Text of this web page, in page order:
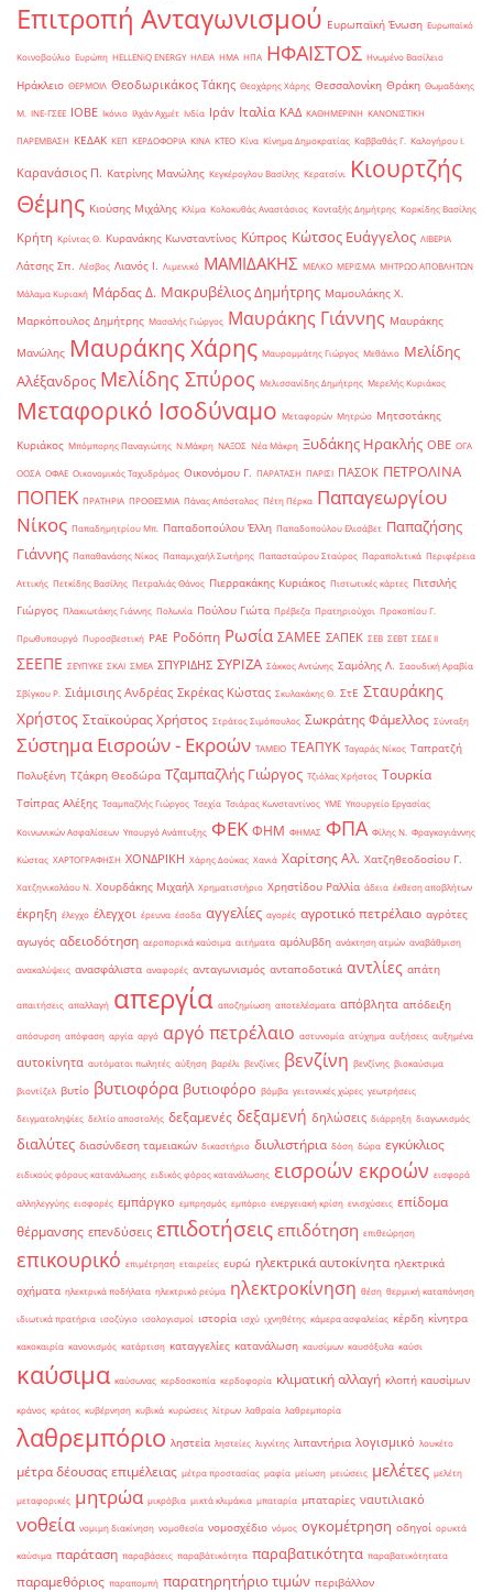
Επιτροπή Ανταγωνισμού Ευρωπαϊκή Ένωση Ευρωπαϊκό
Κοινοβούλιο Ευρώπη ΗELLENiQ ENERGY ΗΛΕΙΑ ΗΜΑ ΗΠΑ ΗΦΑΙΣΤΟΣ Ηνωμένο Βασίλειο
Ηράκλειο ΘΕΡΜΟΙΛ Θεοδωρικάκος Τάκης Θεοχάρης Χάρης Θεσσαλονίκη Θράκη Θωμαδάκης
Μ. ΙΝΕ-ΓΣΕΕ ΙΟΒΕ Ικόνιο Ιλχάν Αχμέτ Ινδία Ιράν Ιταλία ΚΑΔ ΚΑΘΗΜΕΡΙΝΗ ΚΑΝΟΝΙΣΤΙΚΗ
ΠΑΡΕΜΒΑΣΗ ΚΕΔΑΚ ΚΕΠ ΚΕΡΔΟΦΟΡΙΑ ΚΙΝΑ ΚΤΕΟ Κίνα Κίνημα Δημοκρατίας Καββαθάς Γ. Καλογήρου Ι.
Καρανάσιος Π. Κατρίνης Μανώλης Κεγκέρογλου Βασίλης Κερατσίνι
Κιουρτζής
Θέμης Κιούσης Μιχάλης Κλίμα Κολοκυθάς Αναστάσιος Κονταξής Δημήτρης Κορκίδης Βασίλης
Κρήτη Κρίντας Θ. Κυρανάκης Κωνσταντίνος Κύπρος Κώτσος Ευάγγελος ΛΙΒΕΡΙΑ
Λάτσης Σπ. Λέσβος Λιανός Ι. Λιμενικό ΜΑΜΙΔΑΚΗΣ ΜΕΛΚΟ ΜΕΡΙΣΜΑ ΜΗΤΡΩΟ ΑΠΟΒΛΗΤΩΝ
Μάλαμα Κυριακή Μάρδας Δ. Μακρυβέλιος Δημήτρης Μαμουλάκης Χ.
Μαρκόπουλος Δημήτρης Μασαλής Γιώργος Μαυράκης Γιάννης Μαυράκης
Μανώλης Μαυράκης Χάρης Μαυρομμάτης Γιώργος Μεθάνιο Μελίδης
Αλέξανδρος Μελίδης Σπύρος Μελισσανίδης Δημήτρης Μερελής Κυριάκος
Μεταφορικό Ισοδύναμο Μεταφορών Μητρώο Μητσοτάκης
Κυριάκος Μπόμπορης Παναγιώτης Ν.Μάκρη ΝΑΞΟΣ Νέα Μάκρη Ξυδάκης Ηρακλής ΟΒΕ ΟΓΑ
ΟΟΣΑ ΟΦΑΕ Οικονομικός Ταχυδρόμος Οικονόμου Γ. ΠΑΡΑΤΑΣΗ ΠΑΡΙΣΙ ΠΑΣΟΚ ΠΕΤΡΟΛΙΝΑ
ΠΟΠΕΚ ΠΡΑΤΗΡΙΑ ΠΡΟΘΕΣΜΙΑ Πάνας Απόστολος Πέτη Πέρκα Παπαγεωργίου
Νίκος Παπαδημητρίου Μπ. Παπαδοπούλου Έλλη Παπαδοπούλου Ελισάβετ Παπαζήσης
Γιάννης Παπαθανάσης Νίκος Παπαμιχαήλ Σωτήρης Παπασταύρου Σταύρος Παραπολιτικά Περιφέρεια
Αττικής Πετκίδης Βασίλης Πετραλιάς Θάνος Πιερρακάκης Κυριάκος Πιστωτικές κάρτες Πιτσιλής
Γιώργος Πλακιωτάκης Γιάννης Πολωνία Πούλου Γιώτα Πρέβεζα Πρατηριούχοι Προκοπίου Γ.
Πρωθυπουργό Πυροσβεστική ΡΑΕ Ροδόπη Ρωσία ΣΑΜΕΕ ΣΑΠΕΚ ΣΕΒ ΣΕΒΤ ΣΕΔΕ ΙΙ
ΣΕΕΠΕ ΣΕΥΠΥΚΕ ΣΚΑΙ ΣΜΕΑ ΣΠΥΡΙΔΗΣ ΣΥΡΙΖΑ Σάκκος Αντώνης Σαμόλης Λ. Σαουδική Αραβία
Σβίγκου Ρ. Σιάμισιης Ανδρέας Σκρέκας Κώστας Σκυλακάκης Θ. ΣτΕ Σταυράκης
Χρήστος Σταϊκούρας Χρήστος Στράτος Σιμόπουλος Σωκράτης Φάμελλος Σύνταξη
Σύστημα Εισροών - Εκροών ΤΑΜΕΙΟ ΤΕΑΠΥΚ Ταγαράς Νίκος Ταπρατζή
Πολυξένη Τζάκρη Θεοδώρα Τζαμπαζλής Γιώργος Τζιόλας Χρήστος Τουρκία
Τσίπρας Αλέξης Τσαμπαζλής Γιώργος Τσεχία Τσιάρας Κωνσταντίνος ΥΜΕ Υπουργείο Εργασίας
Κοινωνικών Ασφαλίσεων Υπουργό Ανάπτυξης ΦΕΚ ΦΗΜ ΦΗΜΑΣ ΦΠΑ Φίλης Ν. Φραγκογιάννης
Κώστας ΧΑΡΤΟΓΡΑΦΗΣΗ ΧΟΝΔΡΙΚΗ Χάρης Δούκας Χανιά Χαρίτσης Αλ. Χατζηθεοδοσίου Γ.
Χατζηνικολάου Ν. Χουρδάκης Μιχαήλ Χρηματιστήριο Χρηστίδου Ραλλία άδεια έκθεση αποβλήτων
έκρηξη έλεγχο έλεγχοι έρευνα έσοδα αγγελίες αγορές αγροτικό πετρέλαιο αγρότες
αγωγός αδειοδότηση αεροπορικά καύσιμα αιτήματα αμόλυβδη ανάκτηση ατμών αναβάθμιση
ανακαλύψεις ανασφάλιστα αναφορές ανταγωνισμός ανταποδοτικά αντλίες απάτη
απαιτήσεις απαλλαγή απεργία αποζημίωση αποτελέσματα απόβλητα απόδειξη
απόσυρση απόφαση αργία αργό αργό πετρέλαιο αστυνομία ατύχημα αυξήσεις αυξημένα
αυτοκίνητα αυτόματοι πωλητές αύξηση βαρέλι βενζίνες βενζίνη βενζίνης βιοκαύσιμα
βιοντίζελ βυτίο βυτιοφόρα βυτιοφόρο βόμβα γειτονικές χώρες γεωτρήσεις
δειγματοληψίες δελτίο αποστολής δεξαμενές δεξαμενή δηλώσεις διάρρηξη διαγωνισμός
διαλύτες διασύνδεση ταμειακών δικαστήριο διυλιστήρια δόση δώρα εγκύκλιος
ειδικούς φόρους κατανάλωσης ειδικός φόρος κατανάλωσης εισροών εκροών εισφορά
αλληλεγγύης εισφορές εμπάργκο εμπρησμός εμπόριο ενεργειακή κρίση ενισχύσεις επίδομα
θέρμανσης επενδύσεις επιδοτήσεις επιδότηση επιθεώρηση
επικουρικό επιμέτρηση εταιρείες ευρώ ηλεκτρικά αυτοκίνητα ηλεκτρικά
οχήματα ηλεκτρικά ποδήλατα ηλεκτρικό ρεύμα ηλεκτροκίνηση θέση θερμική καταπόνηση
ιδιωτικά πρατήρια ισοζύγιο ισολογισμοί ιστορία ισχύ ιχνηθέτης κάμερα ασφαλείας κέρδη κίνητρα
κακοκαιρία κανονισμός κατάρτιση καταγγελίες κατανάλωση καυσίμων καυσόξυλα καύσι
καύσιμα καύσωνας κερδοσκοπία κερδοφορία κλιματική αλλαγή κλοπή καυσίμων
κράνος κράτος κυβέρνηση κυβικά κυρώσεις λίτρων λαθραία λαθρεμπορία
λαθρεμπόριο ληστεία ληστείες λιγνίτης λιπαντήρια λογισμικό λουκέτο
μέτρα δέουσας επιμέλειας μέτρα προστασίας μαφία μείωση μειώσεις μελέτες μελέτη
μεταφορικές μητρώα μικρόβια μικτά κλιμάκια μπαταρία μπαταρίες ναυτιλιακό
νοθεία νομιμη διακίνηση νομοθεσία νομοσχέδιο νόμος ογκομέτρηση οδηγοί ορυκτά
καύσιμα παράταση παραβάσεις παραβάτικότητα παραβατικότητα παραβατικότητατα
παραμεθόριος παραπομπή παρατηρητήριο τιμών περιβάλλον